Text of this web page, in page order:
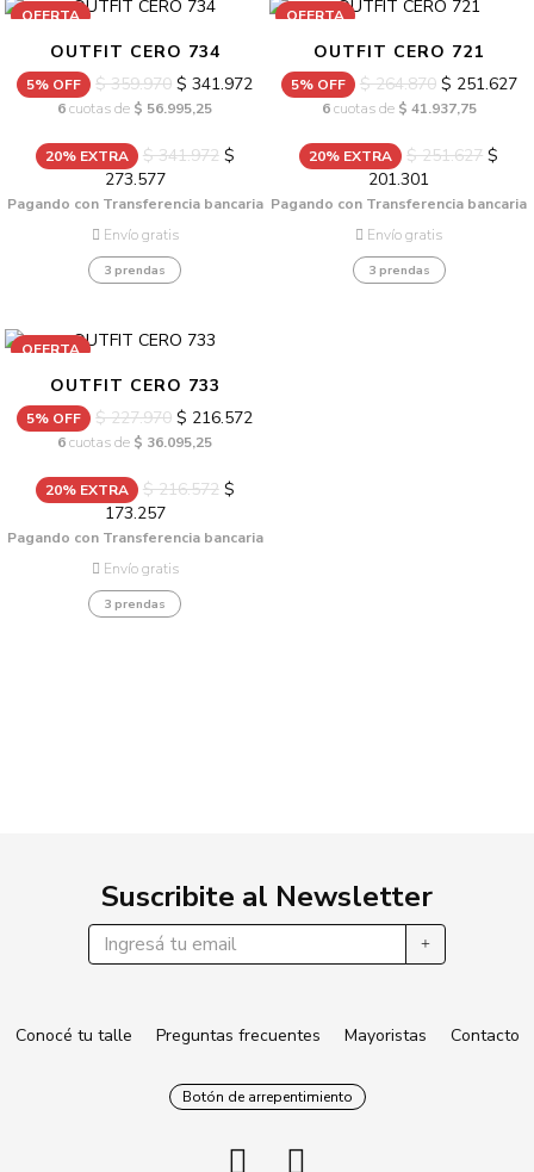
OFERTA
OUTFIT CERO 734
5% OFF $ 359.970 $ 341.972
6cuotas de $ 56.995,25
20% EXTRA $ 341.972$
273.577
Pagando con Transferencia bancaria
Envío gratis
3 prendas
OFERTA
OUTFIT CERO 721
5% OFF $ 264.870$ 251.627
6cuotas de $ 41.937,75
20% EXTRA $ 251.627 $
201.301
Pagando con Transferencia bancaria
Envío gratis
3 prendas
OFERTA
OUTFIT CERO 733
5% OFF $ 227.970 $ 216.572
6cuotas de $ 36.095,25
20% EXTRA $ 216.572$
173.257
Pagando con Transferencia bancaria
Envío gratis
3 prendas
Suscribite al Newsletter
Conocé tu talle Preguntas frecuentes Mayoristas Contacto
Botón de arrepentimiento